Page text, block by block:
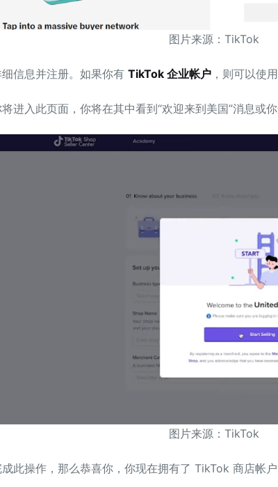
图片来源：TikTok‍
信息并注册。如果你有 TikTok 企业帐户，则可以使
进入此页面，你将在其中看到“欢迎来到美国”消息或
图片来源：TikTok‍
此操作，那么恭喜你，你现在拥有了 TikTok 商店帐户